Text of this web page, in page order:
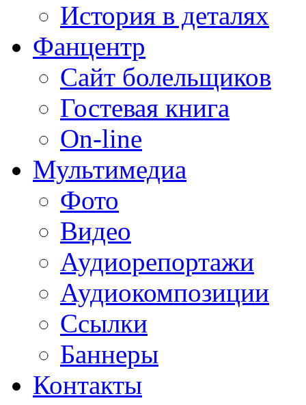
История в деталях
Фанцентр
Сайт болельщиков
Гостевая книга
On-line
Мультимедиа
Фото
Видео
Аудиорепортажи
Аудиокомпозиции
Ссылки
Баннеры
Контакты